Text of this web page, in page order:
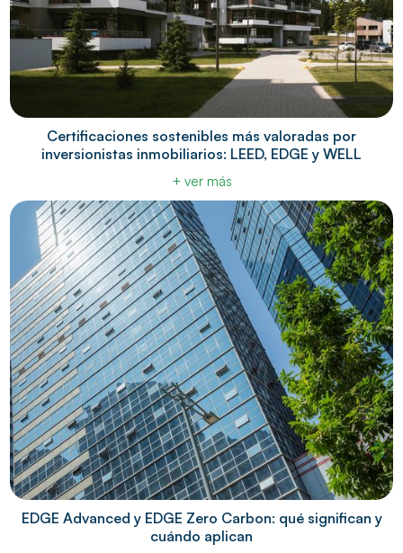
Certificaciones sostenibles más valoradas por
inversionistas inmobiliarios: LEED, EDGE y WELL
+ ver más
EDGE Advanced y EDGE Zero Carbon: qué significan y
cuándo aplican